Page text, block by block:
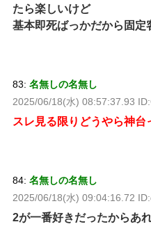
たら楽しいけど
基本即死ばっかだから固定
83: 名無しの名無し
2025/06/18(水) 08:57:37.93
スレ見る限りどうやら神台
84: 名無しの名無し
2025/06/18(水) 09:04:16.72
2が一番好きだったからあ